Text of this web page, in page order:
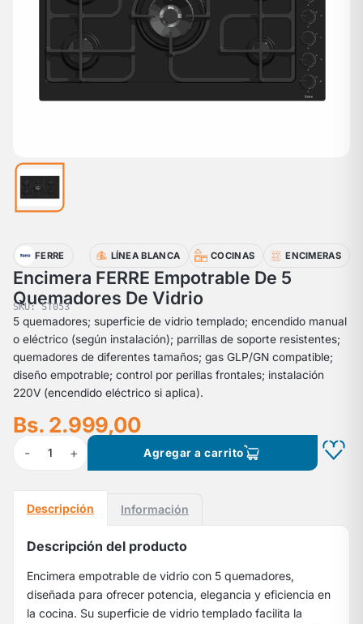
FERRE LÍNEA BLANCA COCINAS ENCIMERAS
Encimera FERRE Empotrable De 5
Quemadores De Vidrio
SKU: ST053
5 quemadores; superficie de vidrio templado; encendido manual
o eléctrico (según instalación); parrillas de soporte resistentes;
quemadores de diferentes tamaños; gas GLP/GN compatible;
diseño empotrable; control por perillas frontales; instalación
220V (encendido eléctrico si aplica).
Bs. 2.999,00
- 1 + Agregar a carrito
Descripción Información
Descripción del producto
Encimera empotrable de vidrio con 5 quemadores,
diseñada para ofrecer potencia, elegancia y eficiencia en
la cocina. Su superficie de vidrio templado facilita la